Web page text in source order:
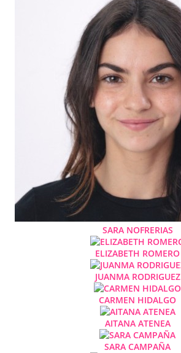
SARA NOFRERIAS
ELIZABETH ROMERO
JUANMA RODRIGUEZ
CARMEN HIDALGO
AITANA ATENEA
SARA CAMPAÑA